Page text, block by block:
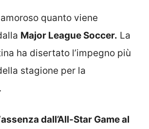
quanto viene
Major League Soccer. La
ha disertato l’impegno più
stagione per la
assenza dall’All-Star Game al